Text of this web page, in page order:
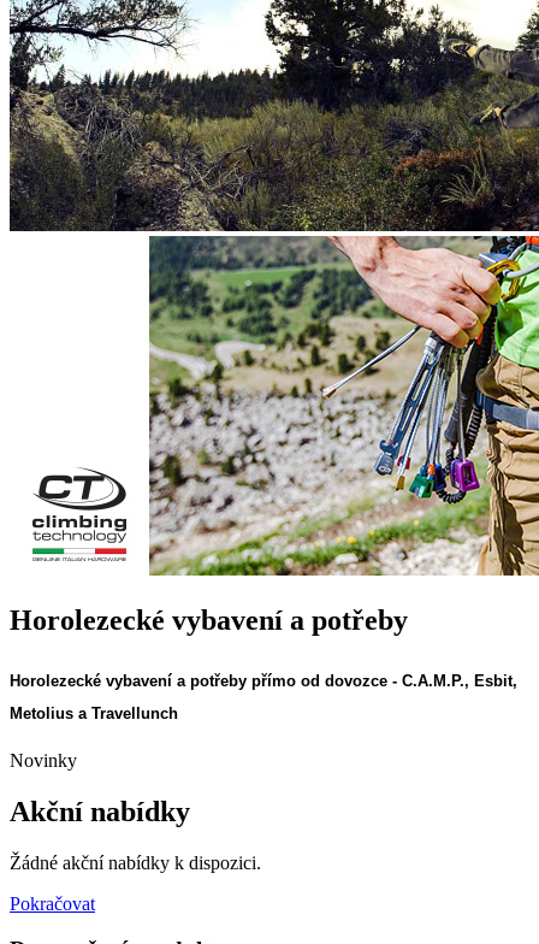
Horolezecké vybavení a potřeby
Horolezecké vybavení a potřeby přímo od dovozce - C.A.M.P., Esbit,
Metolius a Travellunch
Novinky
Akční nabídky
Žádné akční nabídky k dispozici.
Pokračovat